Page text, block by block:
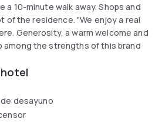
a 10-minute walk away. Shops and
of the residence. "We enjoy a real
Generosity, a warm welcome and
among the strengths of this brand
desayuno